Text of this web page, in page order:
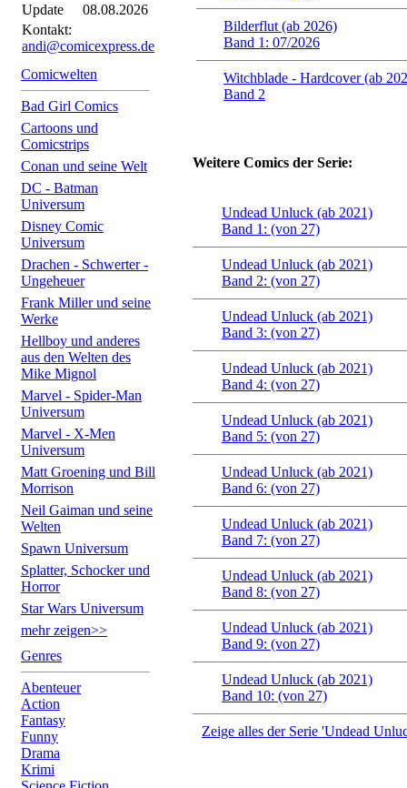
Update
08.08.2026
Kontakt:
andi@comicexpress.de
Comicwelten
Bad Girl Comics
Cartoons und
Comicstrips
Conan und seine Welt
DC - Batman
Universum
Disney Comic
Universum
Drachen - Schwerter -
Ungeheuer
Frank Miller und seine
Werke
Hellboy und anderes
aus den Welten des
Mike Mignol
Marvel - Spider-Man
Universum
Marvel - X-Men
Universum
Matt Groening und Bill
Morrison
Neil Gaiman und seine
Welten
Spawn Universum
Splatter, Schocker und
Horror
Star Wars Universum
mehr zeigen>>
Genres
Abenteuer
Action
Fantasy
Funny
Drama
Krimi
Bilderflut (ab 2026)
Band 1: 07/2026
Witchblade - Hardcover (ab
Band 2
Weitere Comics der Serie:
Undead Unluck (ab 2021)
Band 1: (von 27)
Undead Unluck (ab 2021)
Band 2: (von 27)
Undead Unluck (ab 2021)
Band 3: (von 27)
Undead Unluck (ab 2021)
Band 4: (von 27)
Undead Unluck (ab 2021)
Band 5: (von 27)
Undead Unluck (ab 2021)
Band 6: (von 27)
Undead Unluck (ab 2021)
Band 7: (von 27)
Undead Unluck (ab 2021)
Band 8: (von 27)
Undead Unluck (ab 2021)
Band 9: (von 27)
Undead Unluck (ab 2021)
Band 10: (von 27)
Zeige alles der Serie 'Undead